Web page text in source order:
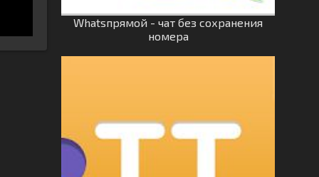
Whatsпрямой - чат без сохранения
номера